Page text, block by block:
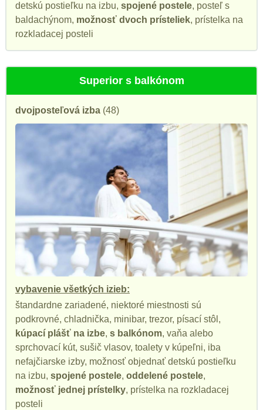
detskú postieľku na izbu, spojené postele, posteľ s
baldachýnom, možnosť dvoch prísteliek, prístelka na
rozkladacej posteli
Superior s balkónom
dvojposteľová izba (48)
vybavenie všetkých izieb:
štandardne zariadené, niektoré miestnosti sú
podkrovné, chladnička, minibar, trezor, písací stôl,
kúpací plášť na izbe, s balkónom, vaňa alebo
sprchovací kút, sušič vlasov, toalety v kúpeľni, iba
nefajčiarske izby, možnosť objednať detskú postieľku
na izbu, spojené postele, oddelené postele,
možnosť jednej prístelky, prístelka na rozkladacej
posteli